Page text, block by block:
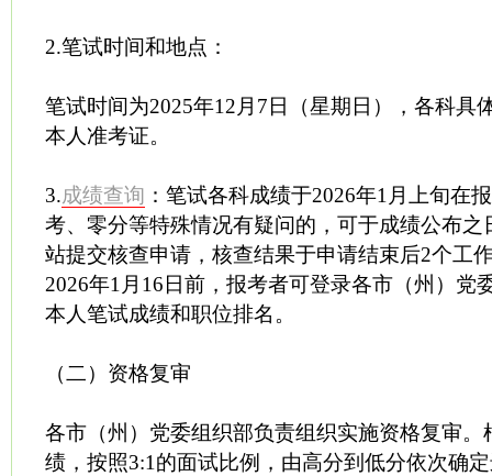
2.笔试时间和地点：
笔试时间为2025年12月7日（星期日），各科具
本人准考证。
3.成绩查询 ：笔试各科成绩于2026年1月上旬在
考、零分等特殊情况有疑问的，可于成绩公布之
站提交核查申请，核查结果于申请结束后2个工
2026年1月16日前，报考者可登录各市（州）党
本人笔试成绩和职位排名。
（二）资格复审
各市（州）党委组织部负责组织实施资格复审。
绩，按照3:1的面试比例，由高分到低分依次确